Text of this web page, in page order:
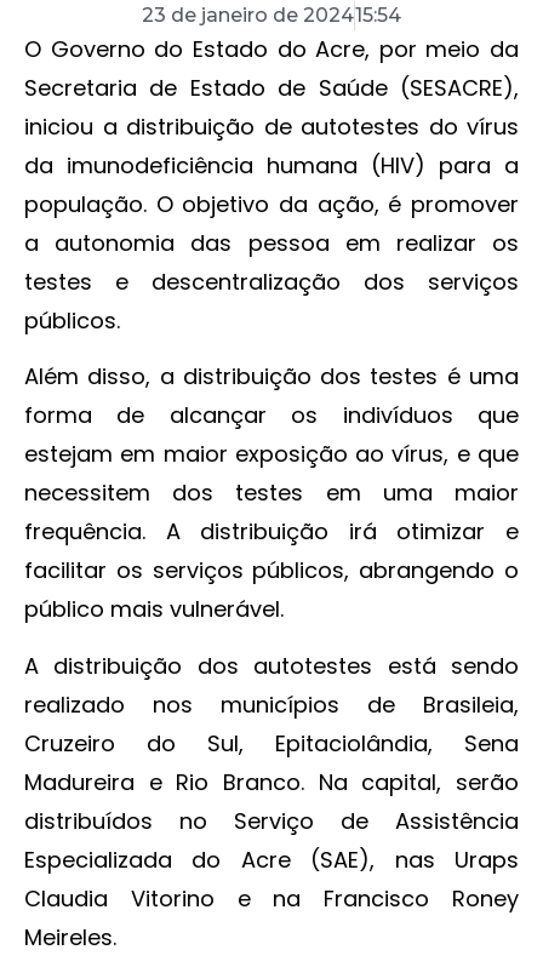
23 de janeiro de 202415:54
O Governo do Estado do Acre, por meio da
Secretaria de Estado de Saúde (SESACRE),
iniciou a distribuição de autotestes do vírus
da imunodeficiência humana (HIV) para a
população. O objetivo da ação, é promover
a autonomia das pessoa em realizar os
testes e descentralização dos serviços
públicos.
Além disso, a distribuição dos testes é uma
forma de alcançar os indivíduos que
estejam em maior exposição ao vírus, e que
necessitem dos testes em uma maior
frequência. A distribuição irá otimizar e
facilitar os serviços públicos, abrangendo o
público mais vulnerável.
A distribuição dos autotestes está sendo
realizado nos municípios de Brasileia,
Cruzeiro do Sul, Epitaciolândia, Sena
Madureira e Rio Branco. Na capital, serão
distribuídos no Serviço de Assistência
Especializada do Acre (SAE), nas Uraps
Claudia Vitorino e na Francisco Roney
Meireles.